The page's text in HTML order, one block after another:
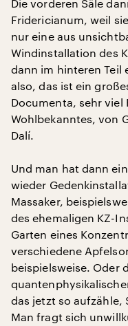
Die vorderen Säle
Fridericianum, weil
nur eine aus
Windinstallation des
dann im hinteren Teil
also, das ist ein
Documenta, sehr viel
Wohlbekanntes, von
Dalí.
Und man hat dann
wieder
Massaker,
des ehemaligen KZ-
Garten eines
verschiedene
beispielsweise. Oder
das jetzt so aufzähle,
Man fragt sich